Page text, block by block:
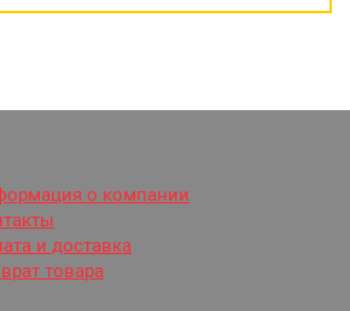
о компании
и доставка
товара